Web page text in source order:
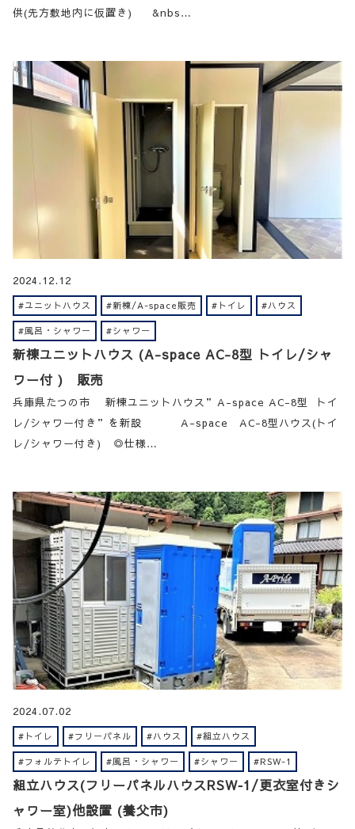
供(先方敷地内に仮置き) &nbs…
2024.12.12
#ユニットハウス #新棟/A-space販売 #トイレ #ハウス
#風呂・シャワー #シャワー
新棟ユニットハウス (A-space AC-8型 トイレ/シャ
ワー付 ) 販売
兵庫県たつの市 新棟ユニットハウス”A-space AC-8型 トイ
レ/シャワー付き”を新設 A-space AC-8型ハウス(トイ
レ/シャワー付き) ◎仕様…
2024.07.02
#トイレ #フリーパネル #ハウス #組立ハウス
#フォルテトイレ #風呂・シャワー #シャワー #RSW-1
組立ハウス(フリーパネルハウスRSW‐1/更衣室付きシ
ャワー室)他設置 (養父市)